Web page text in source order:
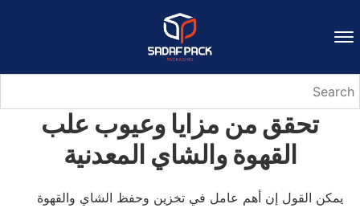
تحقق من مزايا وعيوب علب
القهوة والشاي المعدنية
يمكن القول إن أهم عامل في تخزين وحفظ الشاي والقهوة